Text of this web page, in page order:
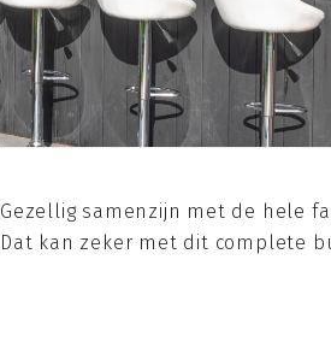
Gezellig samenzijn met de hele
Dat kan zeker met dit complete